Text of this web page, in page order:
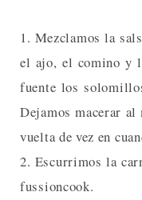
1. Mezclamos la
el ajo, el comino y
fuente los
Dejamos macerar al
vuelta de vez en
2. Escurrimos la
fussioncook.